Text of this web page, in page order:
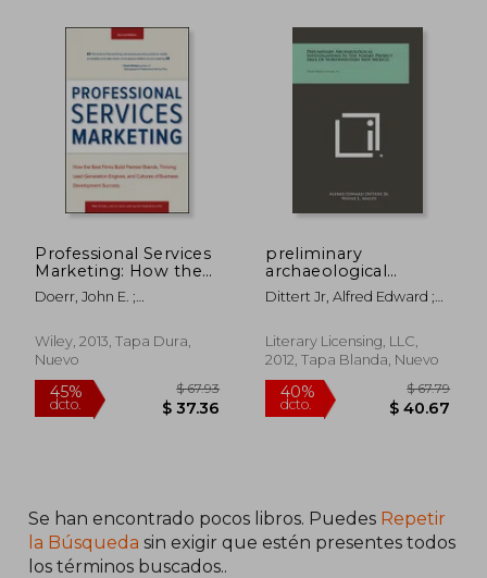
Professional Services
Marketing: How the
Best Firms Build
Premier Brands,
Generation Engines,
and Cultures of
Development
Success (en Inglés)
Doerr, John E. ;
Mike
Wiley, 2013, Tapa Dura,
Nuevo
preliminary
archaeological
investigations in the
navajo project area of
mexico: navajo
project studies, v1 (en
Dittert Jr, Alfred Edward ;
John E.
Literary Licensing, LLC,
2012, Tapa Blanda, Nuevo
Se han encontrado pocos libros. Puedes Repetir
la Búsqueda sin exigir que estén presentes todos
los términos buscados..